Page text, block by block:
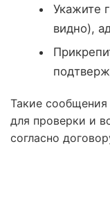
Укажите
видно),
Такие
для проверки и
согласно